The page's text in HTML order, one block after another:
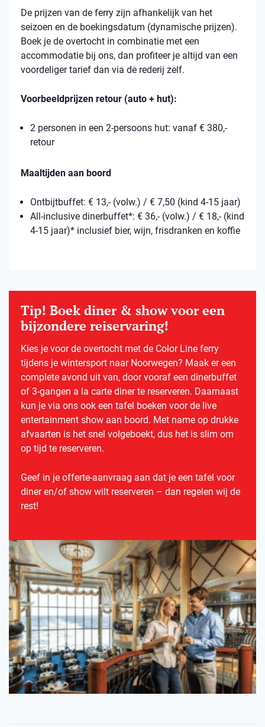
De prijzen van de ferry zijn afhankelijk van het
seizoen en de boekingsdatum (dynamische prijzen).
Boek je de overtocht in combinatie met een
accommodatie bij ons, dan profiteer je altijd van een
voordeliger tarief dan via de rederij zelf.
Voorbeeldprijzen retour (auto + hut):
2 personen in een 2-persoons hut: vanaf € 380,-
retour
Maaltijden aan boord
Ontbijtbuffet: € 13,- (volw.) / € 7,50 (kind 4-15 jaar)
All-inclusive dinerbuffet*: € 36,- (volw.) / € 18,- (kind
4-15 jaar)* inclusief bier, wijn, frisdranken en koffie
Tip! Boek diner & show voor een
bijzondere reiservaring!
Kies je voor de overtocht met de Color Line ferry
tijdens je wintersport naar Noorwegen? Maak er een
complete avond uit van, door vooraf een dinerbuffet
of 3-gangen a la carte diner te reserveren. Daarnaast
kun je via ons ook een tafel boeken voor de live
entertainment show aan boord. Met name op drukke
afvaarten is het snel volgeboekt, dus het is slim om
op tijd te reserveren.
Geef in je offerte-aanvraag aan dat je een tafel voor
diner en/of show wilt reserveren – dan regelen wij de
rest!